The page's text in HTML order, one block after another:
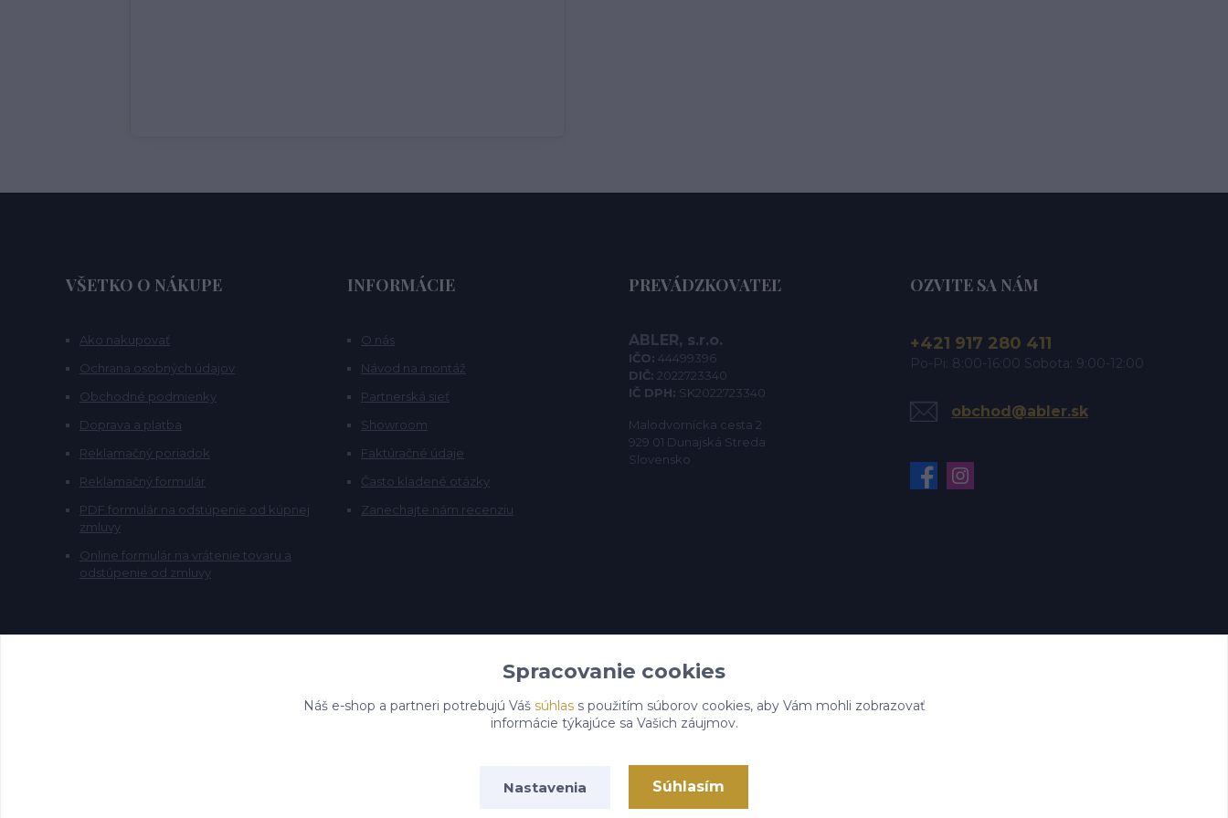
VŠETKO O NÁKUPE
Ako nakupovať
Ochrana osobných údajov
Obchodné podmienky
Doprava a platba
Reklamačný poriadok
Reklamačný formulár
PDF formulár na odstúpenie od kúpnej
zmluvy
Online formulár na vrátenie tovaru a
odstúpenie od zmluvy
INFORMÁCIE
O nás
Návod na montáž
Partnerská sieť
Showroom
Faktúračné údaje
Často kladené otázky
Zanechajte nám recenziu
PREVÁDZKOVATEĽ
ABLER, s.r.o.
IČO: 44499396
DIČ: 2022723340
IČ DPH: SK2022723340
Malodvornícka cesta 2
929 01 Dunajská Streda
Slovensko
OZVITE SA NÁM
+421 917 280 411
Po-Pi: 8:00-16:00 Sobota: 9:00-12:00
obchod@abler.sk
Spracovanie cookies
Náš e-shop a partneri potrebujú Váš súhlass použitím súborov cookies, aby Vám mohli zobrazovať
informácie týkajúce sa Vašich záujmov.
Nastavenia Súhlasím